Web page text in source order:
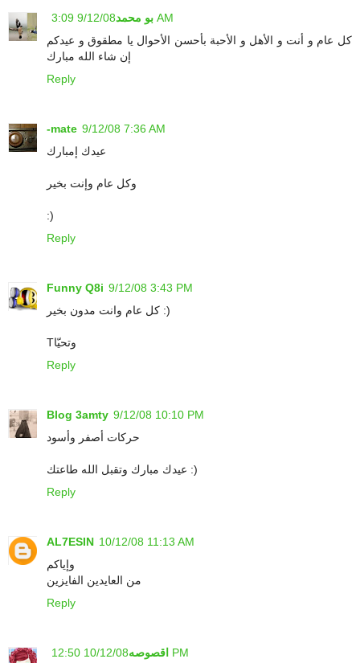
بو محمد 9/12/08 3:09 AM
كل عام و أنت و الأهل و الأحبة بأحسن الأحوال يا مطقوق و عيدكم
إن شاء الله مبارك
Reply
-mate 9/12/08 7:36 AM
عيدك إمبارك
وكل عام وإنت بخير
:)
Reply
Funny Q8i 9/12/08 3:43 PM
كل عام وانت مدون بخير :)
Tوتحيّا
Reply
Blog 3amty 9/12/08 10:10 PM
حركات أصفر وأسود
عيدك مبارك وتقبل الله طاعتك :)
Reply
AL7ESIN 10/12/08 11:13 AM
وإياكم
من العايدين الفايزين
Reply
اقصوصه 10/12/08 12:50 PM